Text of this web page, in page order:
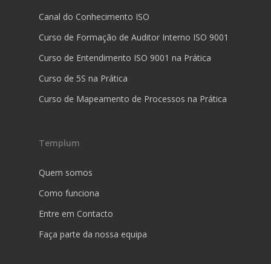
Canal do Conhecimento ISO
Curso de Formação de Auditor Interno ISO 9001
Curso de Entendimento ISO 9001 na Prática
Curso de 5S na Prática
Curso de Mapeamento de Processos na Prática
Templum
Quem somos
Como funciona
Entre em Contacto
Faça parte da nossa equipa